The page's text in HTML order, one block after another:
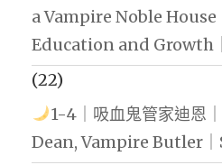
a Vampire Noble
Education and Growth
(22)
1-4｜吸血鬼管家迪恩
Dean, Vampire Butler